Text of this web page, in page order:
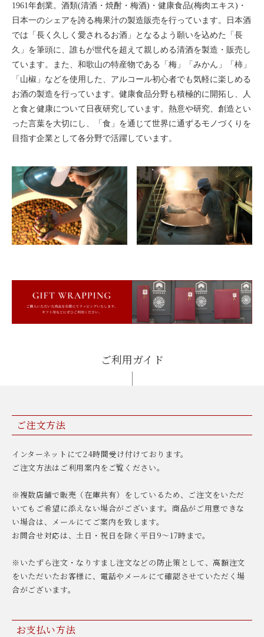
1961年創業。酒類(清酒・焼酎・梅酒)・健康食品(梅肉エキス)・
日本一のシェアを誇る梅果汁の製造販売を行っています。日本酒
では「長く久しく愛されるお酒」となるよう願いを込めた「長
久」を筆頭に、誰もが世代を超えて親しめる清酒を製造・販売し
ています。また、和歌山の特産物である「梅」「みかん」「柿」
「山椒」などを使用した、アルコール初心者でも気軽に楽しめる
お酒の製造を行っています。健康食品分野も積極的に開拓し、人
と食と健康について日夜研究しています。熱意や研究、創造とい
った言葉を大切にし、「食」を通じて世界に通ずるモノづくりを
目指す企業として各分野で活躍しています。
ご利用ガイド
ご注文方法
インターネットにて24時間受け付けております。
ご注文方法はご利用案内をご覧ください。
※複数店舗で販売（在庫共有）をしているため、ご注文をいただ
いてもご希望に添えない場合がございます。商品がご用意できな
い場合は、メールにてご案内を致します。
お問合せ対応は、土日・祝日を除く平日9〜17時まで。
※いたずら注文・なりすまし注文などの防止策として、高額注文
をいただいたお客様に、電話やメールにて確認させていただく場
合がございます。
お支払い方法